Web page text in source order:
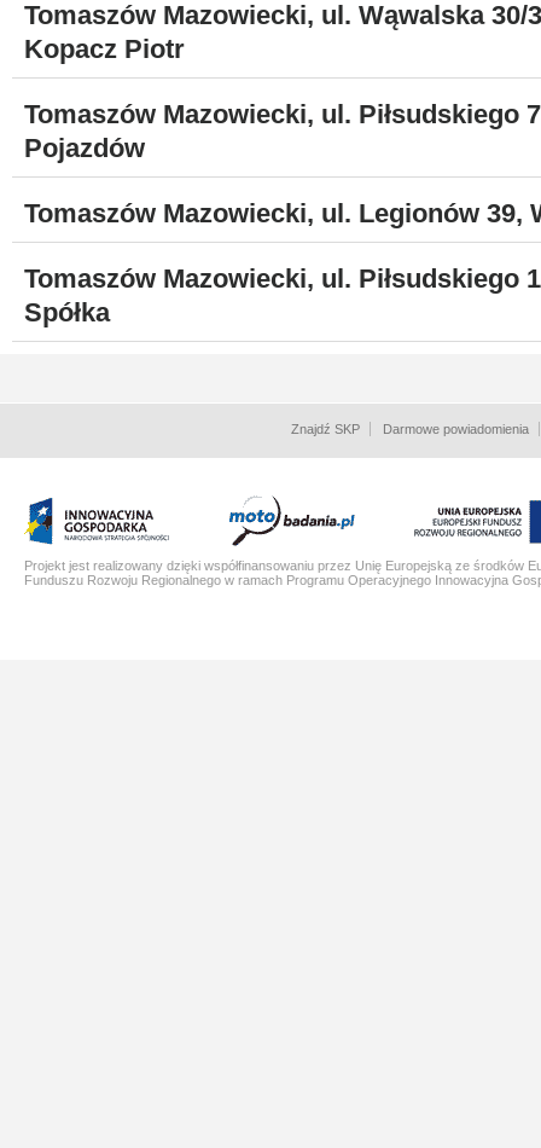
Tomaszów Mazowiecki, ul. Wąwalska 30/
Kopacz Piotr
Tomaszów Mazowiecki, ul. Piłsudskiego
Pojazdów
Tomaszów Mazowiecki, ul. Legionów 39,
Tomaszów Mazowiecki, ul. Piłsudskiego
Spółka
Znajdź SKP Darmowe powiadomienia
Projekt jest realizowany dzięki współfinansowaniu przez Unię Europejską ze środków
Funduszu Rozwoju Regionalnego w ramach Programu Operacyjnego Innowacyjna